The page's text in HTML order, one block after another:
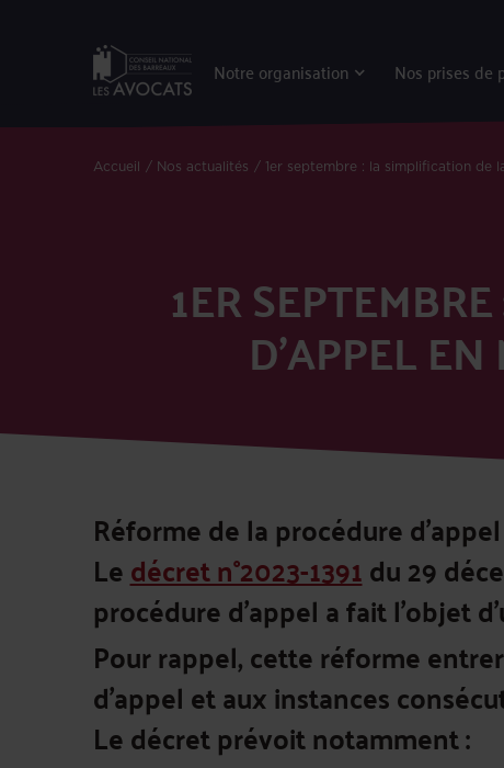
Notre organisation Nos prises de
Accueil Nos actualités 1er septembre : la simplification de
1ER
D’APPEL
Réforme de la procédure d’appel
Ledécret n°2023-1391du 29
procédure d’appel a fait l’objet
Pour rappel, cette réforme
d’appel et aux instances
Le décret prévoit notamment :